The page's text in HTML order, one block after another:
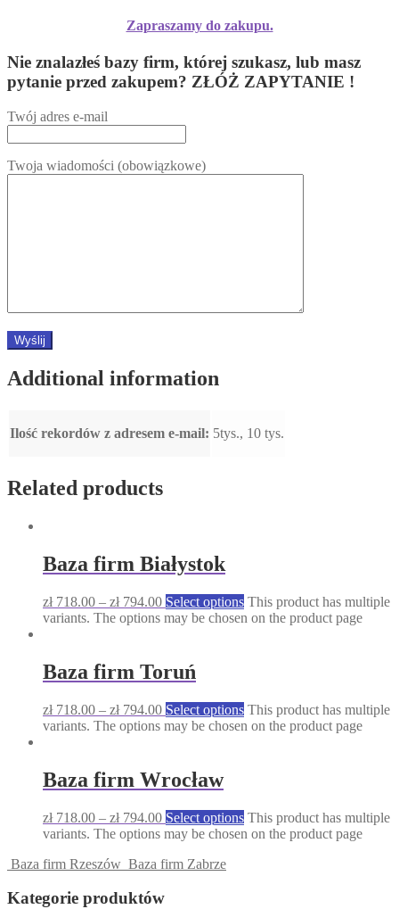
Zapraszamy do zakupu.
Nie znalazłeś bazy firm, której szukasz, lub masz
pytanie przed zakupem? ZŁÓŻ ZAPYTANIE !
Twój adres e-mail
Twoja wiadomości (obowiązkowe)
Additional information
Ilość rekordów z adresem e-mail: 5tys., 10 tys.
Related products
Baza firm Białystok
zł718.00 – zł794.00 Select options This product has multiple
variants. The options may be chosen on the product page
Baza firm Toruń
zł718.00 – zł794.00 Select options This product has multiple
variants. The options may be chosen on the product page
Baza firm Wrocław
zł718.00 – zł794.00 Select options This product has multiple
variants. The options may be chosen on the product page
Baza firm Rzeszów Baza firm Zabrze
Kategorie produktów